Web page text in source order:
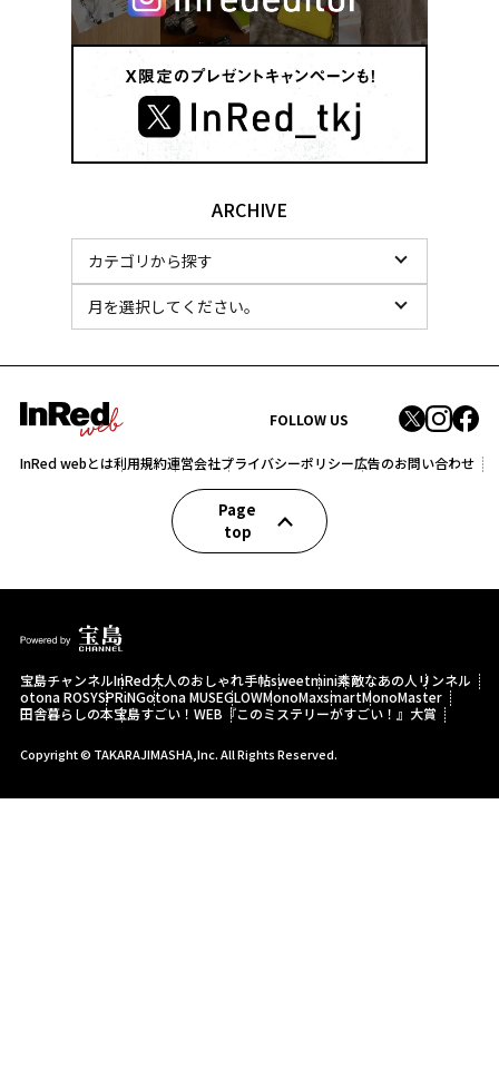
ARCHIVE
FOLLOW US
InRed webとは利用規約運営会社プライバシーポリシー広告のお問い合わせ
Page
top
宝島チャンネルInRed大人のおしゃれ手帖sweetmini素敵なあの人 リンネル
otona ROSYSPRiNGotona MUSEGLOWMonoMaxsmartMonoMaster
田舎暮らしの本宝島すごい！WEB 『このミステリーがすごい！』大賞
Copyright © TAKARAJIMASHA,Inc. All Rights Reserved.